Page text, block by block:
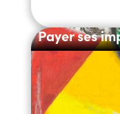
Payer ses